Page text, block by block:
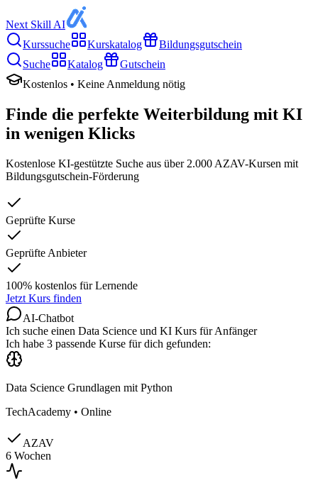
Next Skill AI
Kurssuche
Kurskatalog
Bildungsgutschein
Suche
Katalog
Gutschein
Kostenlos • Keine Anmeldung nötig
Finde die perfekte Weiterbildung mit KI
in wenigen Klicks
Kostenlose KI-gestützte Suche aus über 2.000 AZAV-Kursen mit
Bildungsgutschein-Förderung
Geprüfte Kurse
Geprüfte Anbieter
100% kostenlos für Lernende
Jetzt Kurs finden
AI-Chatbot
Ich suche einen Data Science und KI Kurs für Anfänger
Ich habe 3 passende Kurse für dich gefunden:
Data Science Grundlagen mit Python
TechAcademy • Online
AZAV
6 Wochen